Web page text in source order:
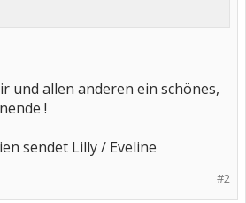
und allen anderen ein schönes,
!
sendet Lilly / Eveline
#2